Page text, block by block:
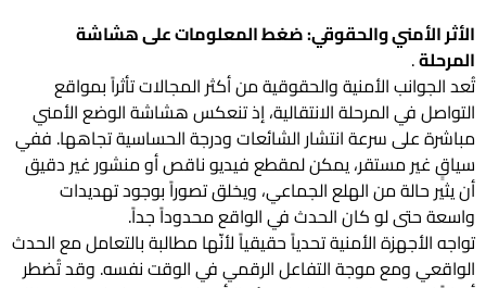
الأثر الأمني والحقوقي: ضغط المعلومات على هشاشة
المرحلة.
تُعد الجوانب الأمنية والحقوقية من أكثر المجالات تأثراً بمواقع
التواصل في المرحلة الانتقالية، إذ تنعكس هشاشة الوضع الأمني
مباشرة على سرعة انتشار الشائعات ودرجة الحساسية تجاهها. ففي
سياقٍ غير مستقر، يمكن لمقطع فيديو ناقص أو منشور غير دقيق
أن يثير حالة من الهلع الجماعي، ويخلق تصوراً بوجود تهديدات
واسعة حتى لو كان الحدث في الواقع محدوداً جداً.
تواجه الأجهزة الأمنية تحدياً حقيقياً لأنّها مطالبة بالتعامل مع الحدث
الواقعي ومع موجة التفاعل الرقمي في الوقت نفسه. وقد تُضطر